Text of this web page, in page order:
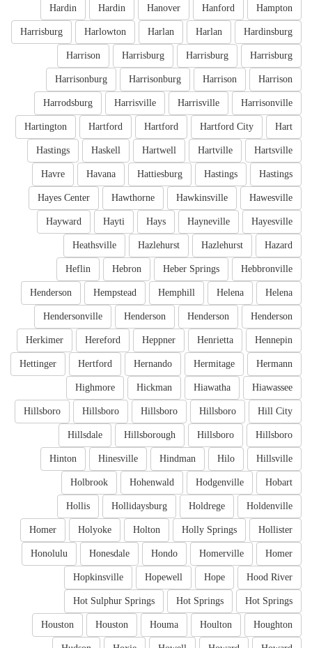
Hampton
Hanford
Hanover
Hardin
Hardin
Hardinsburg
Harlan
Harlan
Harlowton
Harrisburg
Harrisburg
Harrisburg
Harrisburg
Harrison
Harrison
Harrison
Harrisonburg
Harrisonburg
Harrisonville
Harrisville
Harrisville
Harrodsburg
Hart
Hartford City
Hartford
Hartford
Hartington
Hartsville
Hartville
Hartwell
Haskell
Hastings
Hastings
Hastings
Hattiesburg
Havana
Havre
Hawesville
Hawkinsville
Hawthorne
Hayes Center
Hayesville
Hayneville
Hays
Hayti
Hayward
Hazard
Hazlehurst
Hazlehurst
Heathsville
Hebbronville
Heber Springs
Hebron
Heflin
Helena
Helena
Hemphill
Hempstead
Henderson
Henderson
Henderson
Henderson
Hendersonville
Hennepin
Henrietta
Heppner
Hereford
Herkimer
Hermann
Hermitage
Hernando
Hertford
Hettinger
Hiawassee
Hiawatha
Hickman
Highmore
Hill City
Hillsboro
Hillsboro
Hillsboro
Hillsboro
Hillsboro
Hillsboro
Hillsborough
Hillsdale
Hillsville
Hilo
Hindman
Hinesville
Hinton
Hobart
Hodgenville
Hohenwald
Holbrook
Holdenville
Holdrege
Hollidaysburg
Hollis
Hollister
Holly Springs
Holton
Holyoke
Homer
Homer
Homerville
Hondo
Honesdale
Honolulu
Hood River
Hope
Hopewell
Hopkinsville
Hot Springs
Hot Springs
Hot Sulphur Springs
Houghton
Houlton
Houma
Houston
Houston